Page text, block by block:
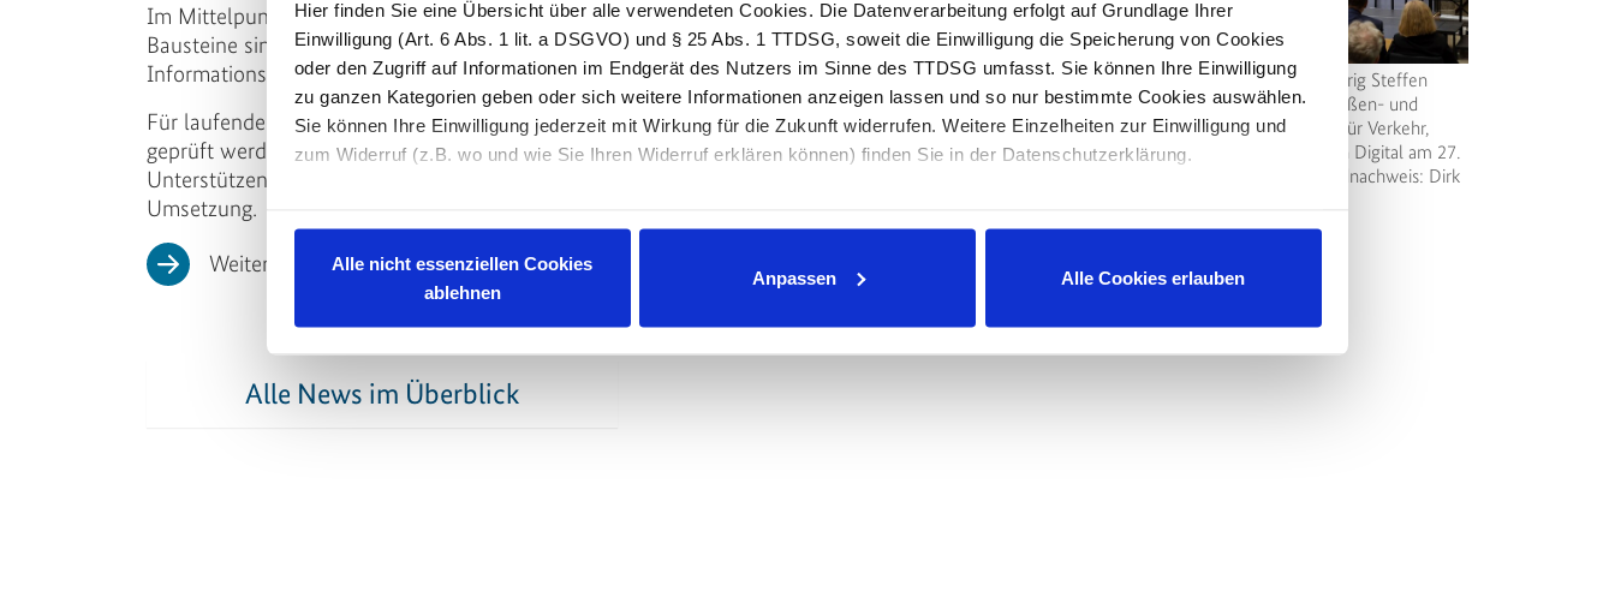
Hier finden Sie eine Übersicht über alle verwendeten Cookies. Die Datenverarbeitung erfolgt auf Grundlage Ihrer
Einwilligung (Art. 6 Abs. 1 lit. a DSGVO) und § 25 Abs. 1 TTDSG, soweit die Einwilligung die Speicherung von Cookies
oder den Zugriff auf Informationen im Endgerät des Nutzers im Sinne des TTDSG umfasst. Sie können Ihre Einwilligung
zu ganzen Kategorien geben oder sich weitere Informationen anzeigen lassen und so nur bestimmte Cookies auswählen.
Sie können Ihre Einwilligung jederzeit mit Wirkung für die Zukunft widerrufen. Weitere Einzelheiten zur Einwilligung und
zum Widerruf (z.B. wo und wie Sie Ihren Widerruf erklären können) finden Sie in der Datenschutzerklärung.
Alle nicht essenziellen Cookies
ablehnen
Anpassen Alle Cookies erlauben
Im Mittelpunkt steht die modellbasierte Umsetzung definierter Anwendungsfälle. Zentrale
Bausteine sind die gemeinsame Datenumgebung (CDE), klare Auftraggeber-
Informationsanforderungen sowie standardisierte Fachmodelle und Objektkataloge.
Für laufende Projekte ist ein pragmatischer Übergang vorgesehen: Ein Umstieg auf BIM kann
geprüft werden, parallel bleiben konventionelle Methoden zunächst möglich.
Unterstützende Leit- und Praxisdokumente sowie das BIM-Portal des Bundes flankieren die
Umsetzung.
Weitere Informationen und das ARS zum Download
Alle News im Überblick
Das ARS Nr. 05/2026 wurde von MDirig Steffen
Müller, Leiter der Unterabteilung Straßen- und
Ingenieurbau im Bundesministerium für Verkehr,
beim Dialogforum Bundesfernstraßen Digital am 27.
März 2026 öffentlich vorgestellt | Bildnachweis: Dirk